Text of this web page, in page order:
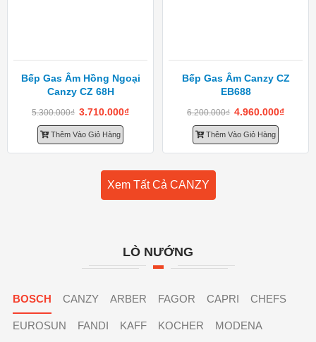
Bếp Gas Âm Hồng Ngoại
Canzy CZ 68H
5.300.000₫ 3.710.000₫
Thêm Vào Giỏ Hàng
Bếp Gas Âm Canzy CZ
EB688
6.200.000₫ 4.960.000₫
Thêm Vào Giỏ Hàng
Xem Tất Cả CANZY
LÒ NƯỚNG
BOSCH CANZY ARBER FAGOR CAPRI CHEFS
EUROSUN FANDI KAFF KOCHER MODENA